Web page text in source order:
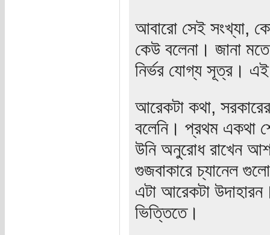
আবারো সেই সংখ্যা,
কেউ বলেনা। জানা
নির্ভর যোগ্য সূত্র।
আরেকটা কথা,
বলেনি। প্রথম একথা
উনি অনুরোধ রাখেন
গুজবাকারে চ্যানেল
এটা আরেকটা
ভিত্তিতে।